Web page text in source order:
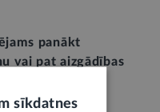
panākt
vai pat aizgādības
sīkdatnes